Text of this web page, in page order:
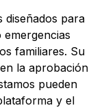
diseñados para
familiares. Su
la aprobación
pueden
y el